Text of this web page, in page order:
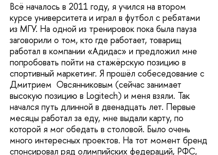
Всё началось в 2011 году, я учился на втором
курсе университета и играл в футбол с ребятами
из МГУ. На одной из тренировок пока была пауза
заговорили о том, кто где работает, товарищ
работал в компании «Адидас» и предложил мне
попробовать пойти на стажёрскую позицию в
спортивный маркетинг. Я прошёл собеседование с
Дмитрием Овсянниковым (сейчас занимает
высокую позицию в Logitech) и меня взяли. Так
начался путь длинной в двенадцать лет. Первые
месяцы работал за еду, мне выдали карту, по
которой я мог обедать в столовой. Было очень
много интересных проектов. На тот момент бренд
спонсировал ряд олимпийских федераций, РФС,